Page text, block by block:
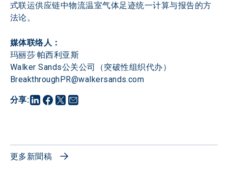
分享:
式联运供应链中物流温室气体足迹统一计算与报告的方
法论。
玛丽莎·帕西利亚斯
Walker Sands公关公司（突破性组织代办）
BreakthroughPR@walkersands.com
更多新聞稿